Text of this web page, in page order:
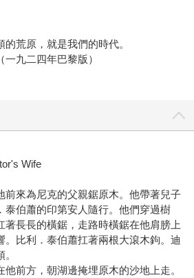
荒原，就是我們的時代。
九二四年巴黎版）
Wife
前來為尼克的父親鋸原木。他帶著兒子
泰伯蕭的印第安人隨行。他們穿過樹
著長長的橫鋸，走路時橫鋸在他肩膀上
。比利．泰伯蕭扛著兩根大滾木鉤。迪
前方，朝湖邊掩埋原木的沙地上走。